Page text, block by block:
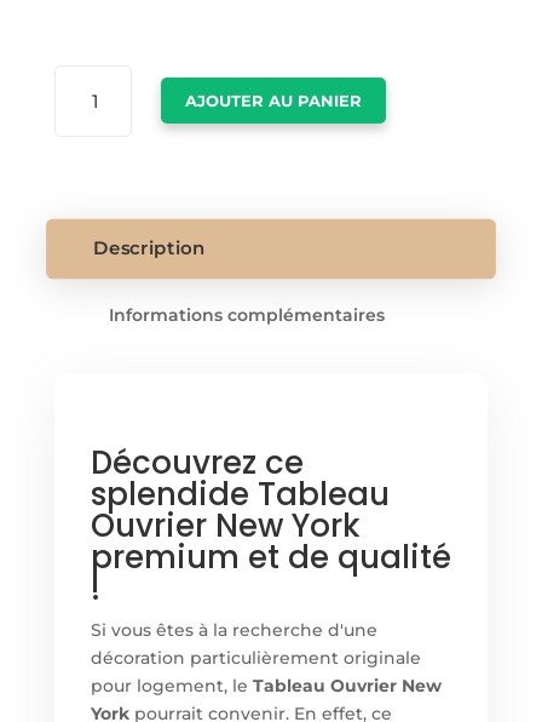
YORK
AJOUTER AU PANIER
Description
Informations complémentaires
Découvrez ce
splendide Tableau
Ouvrier New York
premium et de qualité
!
Si vous êtes à la recherche d'une
décoration particulièrement originale
pour logement, le Tableau Ouvrier New
Yorkpourrait convenir. En effet, ce